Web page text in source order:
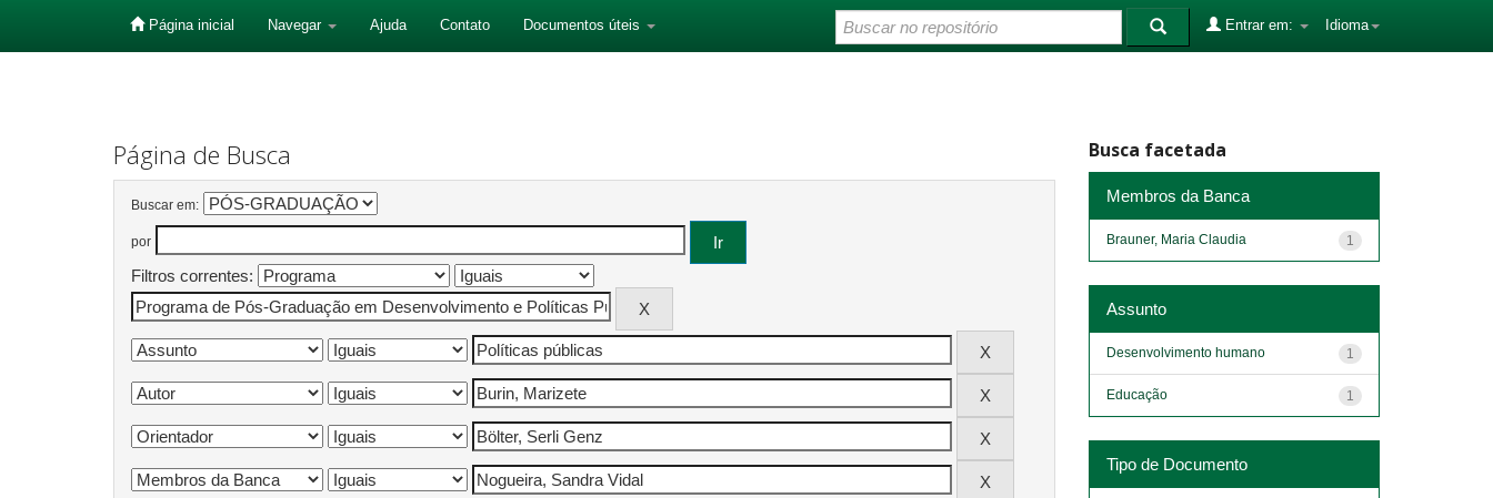
Página inicial Navegar Ajuda Contato Documentos úteis Idioma
Entrar em:
Página de Busca
Buscar em:
por
Filtros correntes:
Busca facetada
Membros da Banca
1
Brauner, Maria Claudia
Assunto
1
Desenvolvimento humano
1
Educação
Tipo de Documento